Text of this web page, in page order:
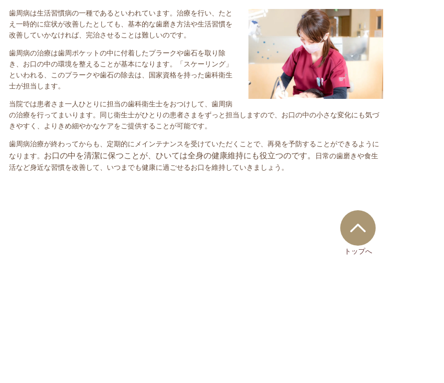
歯周病は生活習慣病の一種であるといわれています。治療を行い、たと
え一時的に症状が改善したとしても、基本的な歯磨き方法や生活習慣を
改善していかなければ、完治させることは難しいのです。
歯周病の治療は歯周ポケットの中に付着したプラークや歯石を取り除
き、お口の中の環境を整えることが基本になります。「スケーリング」
といわれる、このプラークや歯石の除去は、国家資格を持った歯科衛生
士が担当します。
当院では患者さま一人ひとりに担当の歯科衛生士をおつけして、歯周病
の治療を行ってまいります。同じ衛生士がひとりの患者さまをずっと担当しますので、お口の中の小さな変化にも気づ
きやすく、よりきめ細やかなケアをご提供することが可能です。
歯周病治療が終わってからも、定期的にメインテナンスを受けていただくことで、再発を予防することができるように
なります。 お口の中を清潔に保つことが、ひいては全身の健康維持にも役立つのです。
日常の歯磨きや食生
活など身近な習慣を改善して、いつまでも健康に過ごせるお口を維持していきましょう。
トップへ